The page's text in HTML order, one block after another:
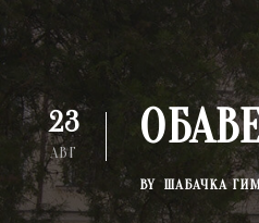
23
АВГ
BY ШАБАЧКА